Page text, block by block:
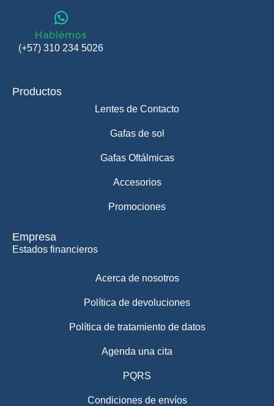
Hablémos
(+57) 310 234 5026
Productos
Lentes de Contacto
Gafas de sol
Gafas Oftálmicas
Accesorios
Promociones
Empresa
Estados financieros
Acerca de nosotros
Política de devoluciones
Política de tratamiento de datos
Agenda una cita
PQRS
Condiciones de envíos